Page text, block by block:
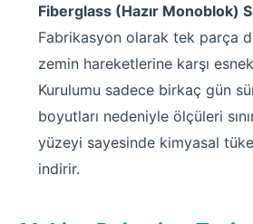
Fiberglass (Hazır Monoblok)
Fabrikasyon olarak tek parça
zemin hareketlerine karşı
Kurulumu sadece birkaç gün
boyutları nedeniyle ölçüleri
yüzeyi sayesinde kimyasal
indirir.